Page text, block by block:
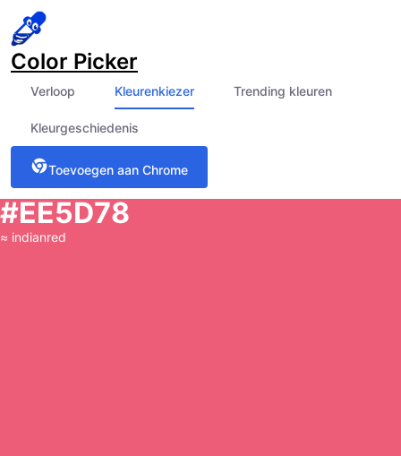
Color Picker
Verloop Kleurenkiezer Trending kleuren
Kleurgeschiedenis
Toevoegen aan Chrome
#EE5D78
≈ indianred